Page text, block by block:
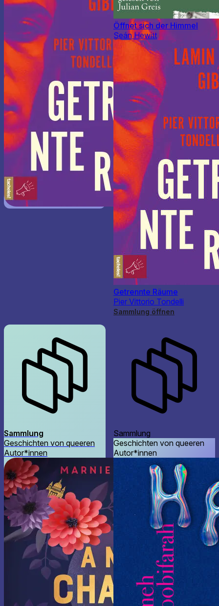
Öffnet sich der Himmel
Seán Hewitt
Getrennte Räume
Pier Vittorio Tondelli
Sammlung öffnen
Sammlung
Geschichten von queeren
Autor*innen
Sammlung
Geschichten von queeren
Autor*innen